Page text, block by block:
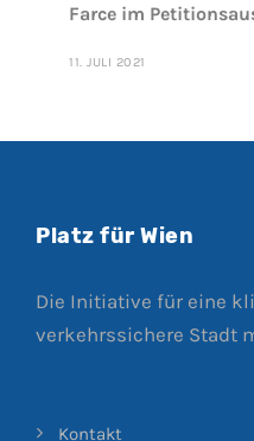
Farce im
11. JULI 2021
Platz für Wien
Die Initiative für eine
verkehrssichere Stadt
Kontakt